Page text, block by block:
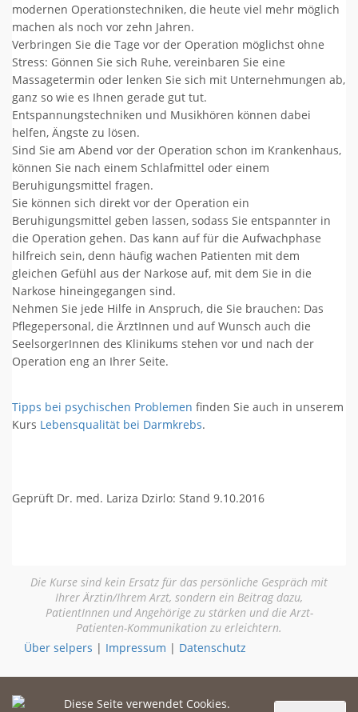
modernen Operationstechniken, die heute viel mehr möglich
machen als noch vor zehn Jahren.
Verbringen Sie die Tage vor der Operation möglichst ohne
Stress: Gönnen Sie sich Ruhe, vereinbaren Sie eine
Massagetermin oder lenken Sie sich mit Unternehmungen ab,
ganz so wie es Ihnen gerade gut tut.
Entspannungstechniken und Musikhören können dabei
helfen, Ängste zu lösen.
Sind Sie am Abend vor der Operation schon im Krankenhaus,
können Sie nach einem Schlafmittel oder einem
Beruhigungsmittel fragen.
Sie können sich direkt vor der Operation ein
Beruhigungsmittel geben lassen, sodass Sie entspannter in
die Operation gehen. Das kann auf für die Aufwachphase
hilfreich sein, denn häufig wachen Patienten mit dem
gleichen Gefühl aus der Narkose auf, mit dem Sie in die
Narkose hineingegangen sind.
Nehmen Sie jede Hilfe in Anspruch, die Sie brauchen: Das
Pflegepersonal, die ÄrztInnen und auf Wunsch auch die
SeelsorgerInnen des Klinikums stehen vor und nach der
Operation eng an Ihrer Seite.
Tipps bei psychischen Problemen finden Sie auch in unserem
Kurs Lebensqualität bei Darmkrebs.
Geprüft Dr. med. Lariza Dzirlo: Stand 9.10.2016
Die Kurse sind kein Ersatz für das persönliche Gespräch mit
Ihrer Ärztin/Ihrem Arzt, sondern ein Beitrag dazu,
PatientInnen und Angehörige zu stärken und die Arzt-
Patienten-Kommunikation zu erleichtern.
Über selpers | Impressum | Datenschutz
Diese Seite verwendet Cookies.